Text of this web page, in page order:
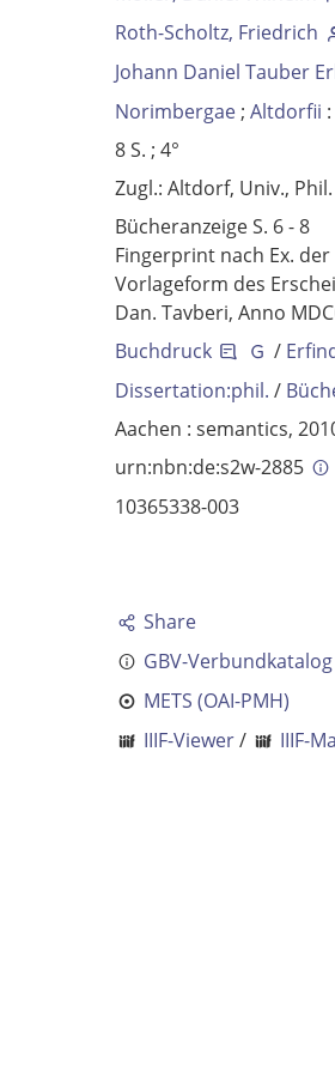
Roth-Scholtz, Friedrich
Johann Daniel Tauber
Norimbergae ; Altdorfii :
8 S. ; 4°
Zugl.: Altdorf, Univ.,
Bücheranzeige S. 6 - 8
Fingerprint nach Ex.
Vorlageform des
Dan. Tavberi, Anno
Buchdruck /
Dissertation:phil. /
Aachen : semantics,
urn:nbn:de:s2w-2885
10365338-003
Share
GBV-Verbundkatalog
METS (OAI-PMH)
IIIF-Viewer/ IIIF-